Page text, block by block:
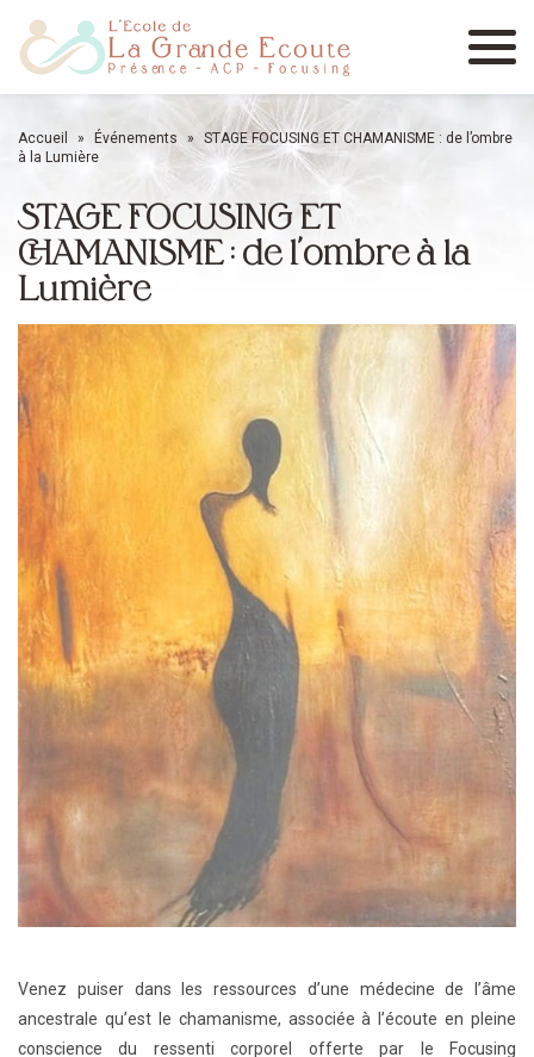
Menu
Accueil » Événements » STAGE FOCUSING ET CHAMANISME : de l’ombre
à la Lumière
STAGE FOCUSING ET
CHAMANISME : de l’ombre à la
Lumière
Venez puiser dans les ressources d’une médecine de l’âme
ancestrale qu’est le chamanisme, associée à l’écoute en pleine
conscience du ressenti corporel offerte par le Focusing